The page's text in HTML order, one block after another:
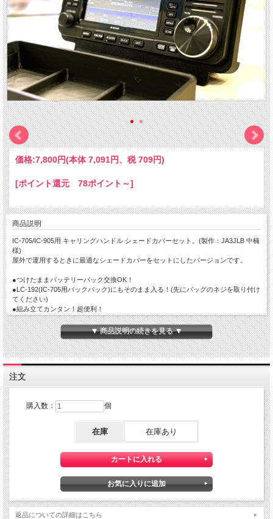
価格:7,800円(本体 7,091円、税 709円)
[ポイント還元 78ポイント～]
商品説明
IC-705/IC-905用 キャリングハンドル シェードカバーセット。(製作：JA3JLB 中楠
様)
屋外で運用するときに最適なシェードカバーをセットにしたバージョンです。
●つけたままバッテリーパック交換OK！
●LC-192(IC-705用バックパック)にもそのまま入る！(先にバッグのネジを取り付け
てください)
●組み立てカンタン！超便利！
※必要に応じて、同梱のズレ防止吸着テープをご使用ください。
▼ 商品説明の続きを見る ▼
注文
購入数： 個
在庫 在庫あり
返品についての詳細はこちら